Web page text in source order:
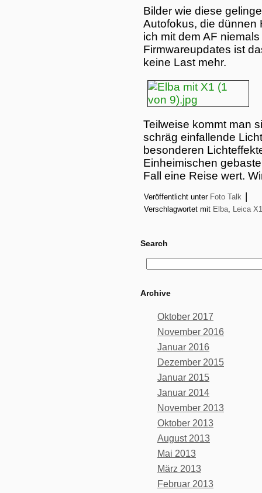
Bilder wie diese
Autofokus, die dünnen
ich mit dem AF
Firmwareupdates ist
keine Last mehr.
Teilweise kommt man
schräg einfallende
besonderen
Einheimischen
Fall eine Reise wert.
Veröffentlicht unter Foto Talk |
Verschlagwortet mit Elba, Leica X1
Search
Archive
Oktober 2017
November 2016
Januar 2016
Dezember 2015
Januar 2015
Januar 2014
November 2013
Oktober 2013
August 2013
Mai 2013
März 2013
Februar 2013